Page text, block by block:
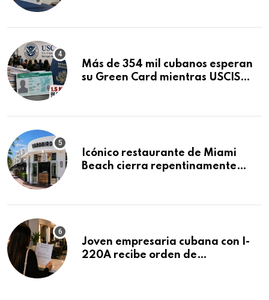
Más de 354 mil cubanos esperan
su Green Card mientras USCIS
Icónico restaurante de Miami
Beach cierra repentinamente
Joven empresaria cubana con I-
220A recibe orden de